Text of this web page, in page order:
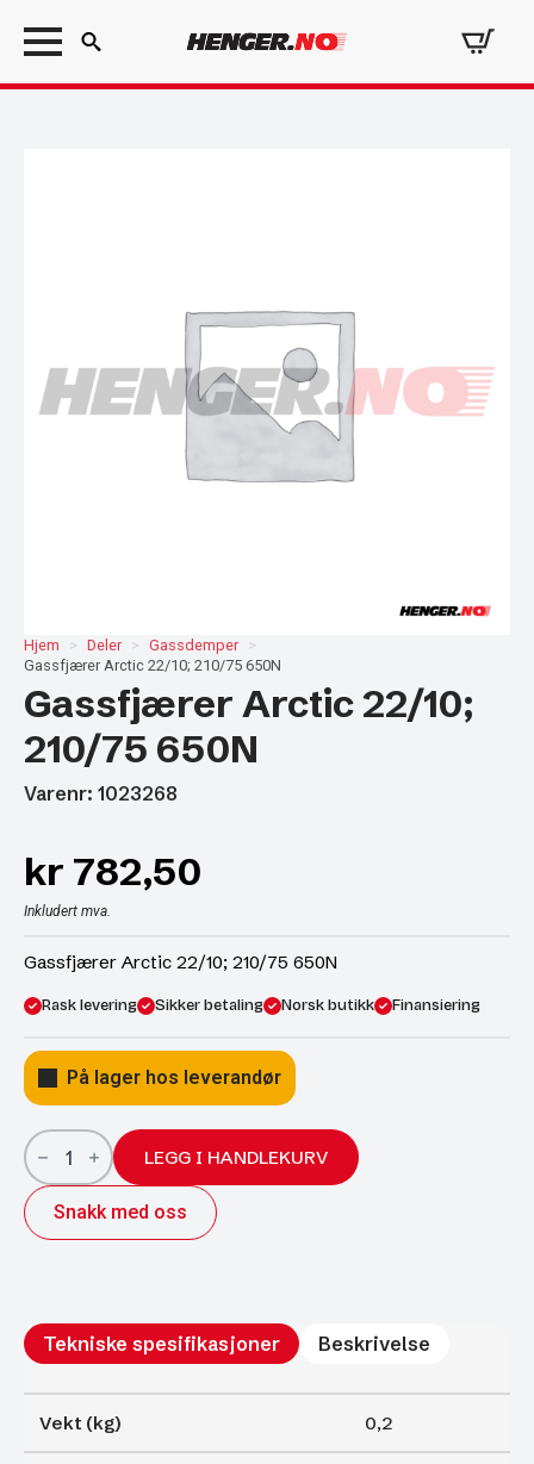
Search
Hjem Deler
Gassdemper
Gassfjærer Arctic 22/10; 210/75 650N
Gassfjærer Arctic 22/10;
210/75 650N
Varenr: 1023268
kr 782,50
Inkludert mva.
Gassfjærer Arctic 22/10; 210/75 650N
Rask levering Sikker betaling Norsk butikk Finansiering
På lager hos leverandør
Gassfjærer
Arctic
22/10;
210/75
650N
antall
LEGG I HANDLEKURV
Snakk med oss
Tekniske spesifikasjoner Beskrivelse
Vekt (kg) 0,2